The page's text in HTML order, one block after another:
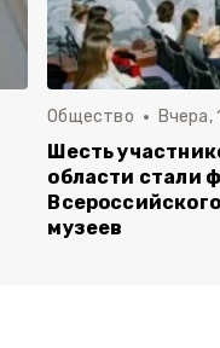
Общество Вчера,
Шесть
области стали
музеев